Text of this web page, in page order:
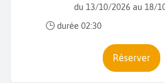
du 13/10/2026 au 18/
durée 02:30
Réserver